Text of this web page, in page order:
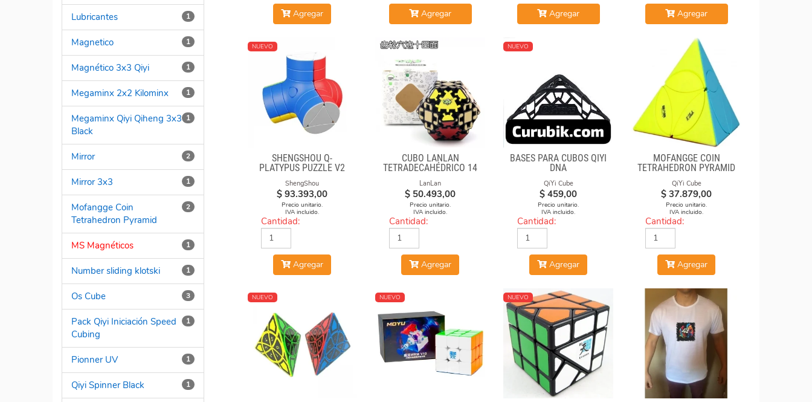
1
Lubricantes
1
Magnetico
1
Magnético 3x3 Qiyi
1
Megaminx 2x2 Kilominx
1
Megaminx Qiyi Qiheng 3x3
Black
2
Mirror
1
Mirror 3x3
2
Mofangge Coin
Tetrahedron Pyramid
1
MS Magnéticos
1
Number sliding klotski
3
Os Cube
1
Pack Qiyi Iniciación Speed
Cubing
1
Pionner UV
1
Qiyi Spinner Black
Agregar Agregar Agregar Agregar
NUEVO
SHENGSHOU Q-
PLATYPUS PUZZLE V2
ShengShou
$ 93.393,00
Precio unitario.
IVA incluido.
Cantidad:
Agregar
CUBO LANLAN
TETRADECAHÉDRICO 14
FACES GEAR CUBE
BLACK
LanLan
$ 50.493,00
Precio unitario.
IVA incluido.
Cantidad:
Agregar
NUEVO
BASES PARA CUBOS QIYI
DNA
QiYi Cube
$ 459,00
Precio unitario.
IVA incluido.
Cantidad:
Agregar
MOFANGGE COIN
TETRAHEDRON PYRAMID
STICKERLESS
QiYi Cube
$ 37.879,00
Precio unitario.
IVA incluido.
Cantidad:
Agregar
NUEVO NUEVO NUEVO